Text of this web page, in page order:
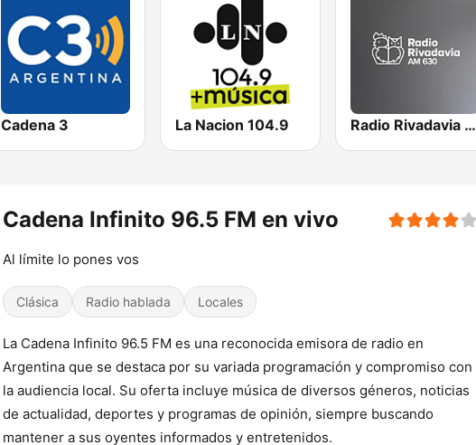
Cadena 3 La Nacion 104.9 Radio Rivadavia 630 AM
Cadena Infinito 96.5 FM en vivo
Al límite lo pones vos
Clásica Radio hablada Locales
La Cadena Infinito 96.5 FM es una reconocida emisora de radio en
Argentina que se destaca por su variada programación y compromiso con
la audiencia local. Su oferta incluye música de diversos géneros, noticias
de actualidad, deportes y programas de opinión, siempre buscando
mantener a sus oyentes informados y entretenidos.